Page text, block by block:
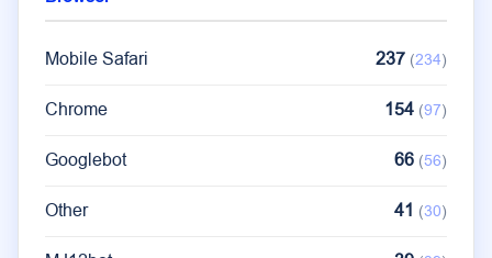
Mobile Safari 237 (234)
Chrome 154 (97)
Googlebot 66 (56)
Other 41 (30)